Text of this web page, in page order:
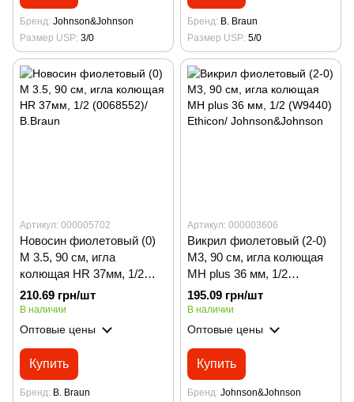
Бренд Johnson&Johnson
Размер USP 3/0
Бренд B. Braun
Размер USP 5/0
Артикул: 000005702
Новосин фиолетовый (0)
М 3.5, 90 см, игла
колющая HR 37мм, 1/2
(0068552)/ B.Braun
210.69 грн/шт
В наличии
Оптовые цены
Купить
Бренд B. Braun
Артикул: 000003606
Викрил фиолетовый (2-0)
М3, 90 см, игла колющая
MH plus 36 мм, 1/2
(W9440) Ethicon/
Johnson&Johnson
195.09 грн/шт
В наличии
Оптовые цены
Купить
Бренд Johnson&Johnson